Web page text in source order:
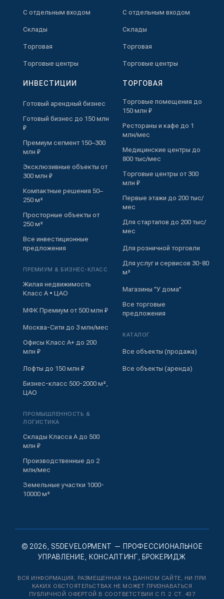
С отдельным входом
Склады
Торговая
Торговые центры
С отдельным входом
Склады
Торговая
Торговые центры
ИНВЕСТИЦИИ
Готовый арендный бизнес
Готовый бизнес до 150 млн
₽
Премиум сегмент 150–300
млн ₽
Эксклюзивные объекты от
300 млн ₽
Компактные решения 50–
250 м²
Просторные объекты от
250 м²
Все инвестиционные
предложения
ПРЕМИУМ & БИЗНЕС-КЛАСС
Жилая недвижимость
Класс А • ЦАО
МФК Премиум от 500 млн ₽
Москва-Сити до 3 млн/мес
Офисы Класс А+ до 200
млн ₽
Лофты до 150 млн ₽
Бизнес-класс 500-2000 м²,
ЦАО
ПРОМЫШЛЕННОСТЬ &
ЛОГИСТИКА
Склады Класса А до 500
млн ₽
Производственные до 2
млн/мес
Земельные участки 1000-
10000 м²
ТОРГОВАЯ
Торговые помещения до
150 млн ₽
Рестораны и кафе до 1
млн/мес
Медицинские центры до
800 тыс/мес
Торговые центры от 300
млн ₽
Первые этажи до 200 тыс/
мес
Для стартапов до 200 тыс/
мес
Для розничной торговли
Для услуг и сервисов 30-80
м²
Магазины "У дома"
Все торговые
предложения
КАТАЛОГ
Все объекты (продажа)
Все объекты (аренда)
© 2026, S5DEVELOPMENT — ПРОФЕССИОНАЛЬНОЕ
УПРАВЛЕНИЕ, КОНСАЛТИНГ, БРОКЕРИДЖ
ВСЯ ИНФОРМАЦИЯ, РАЗМЕЩЕННАЯ НА ДАННОМ САЙТЕ, НИ ПРИ
КАКИХ ОБСТОЯТЕЛЬСТВАХ НЕ МОЖЕТ ПРИЗНАВАТЬСЯ
ПУБЛИЧНОЙ ОФЕРТОЙ В СООТВЕТСТВИИ С П. 2 СТ. 437